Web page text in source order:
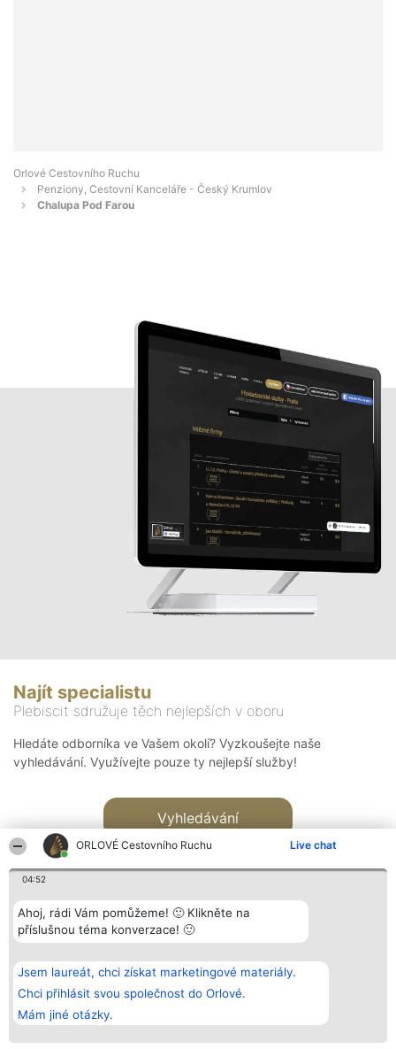
ORLOVÉ Cestovního Ruchu Live chat
04:52
Ahoj, rádi Vám pomůžeme! 🙂 Klikněte na
příslušnou téma konverzace! 🙂
Jsem laureát, chci získat marketingové materiály.
Chci přihlásit svou společnost do Orlové.
Mám jiné otázky.
Orlové Cestovního Ruchu
Penziony, Cestovní Kanceláře - Český Krumlov
Chalupa Pod Farou
Najít specialistu
Plebiscit sdružuje těch nejlepších v oboru
Hledáte odborníka ve Vašem okolí? Vyzkoušejte naše
vyhledávání. Využívejte pouze ty nejlepší služby!
Vyhledávání
Bright Side Solutions sp. z o.
o. sp. k.
ul. Ruska 22
Wrocław 50-079
KRS 0000749100 | Regon
381313360 | NIP 8943132676
Vítězové
Seznam všech
laureátů
Zásady
Zásady
Kontakt